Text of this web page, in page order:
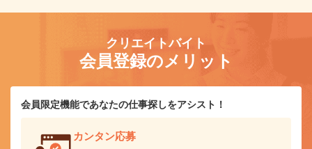
クリエイトバイト
会員登録のメリット
会員限定機能であなたの仕事探しをアシスト！
カンタン応募